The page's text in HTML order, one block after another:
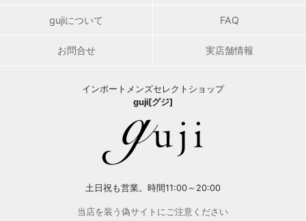
gujiについて FAQ
お問合せ 実店舗情報
インポートメンズセレクトショップ
guji[グジ]
土日祝も営業。時間11:00～20:00
当店を装う偽サイトにご注意ください